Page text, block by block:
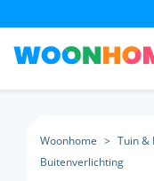
Woonhome > Tuin &
Buitenverlichting